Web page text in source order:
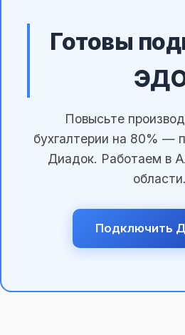
Готовы
Повысьте
бухгалтерии на 80% —
Диадок. Работаем в
области.
Подключить